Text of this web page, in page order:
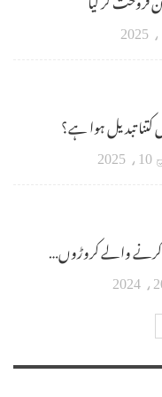
کرنے والے کروڑوں…